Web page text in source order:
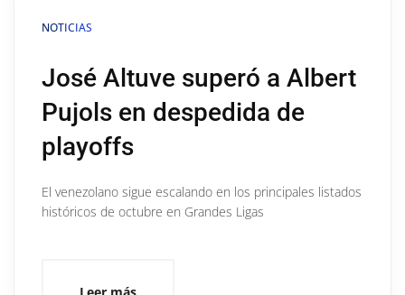
NOTICIAS
José Altuve superó a Albert
Pujols en despedida de
playoffs
El venezolano sigue escalando en los principales listados
históricos de octubre en Grandes Ligas